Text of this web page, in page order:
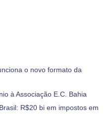
o novo formato da
à Associação E.C. Bahia
R$20 bi em impostos em